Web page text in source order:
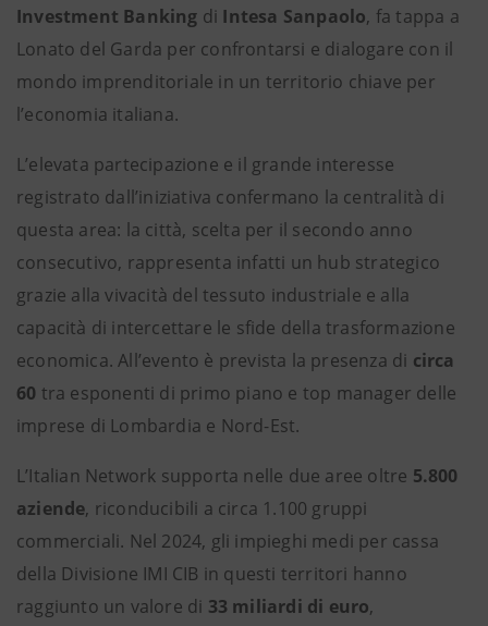
Investment Banking di Intesa Sanpaolo, fa tappa a
Lonato del Garda per confrontarsi e dialogare con il
mondo imprenditoriale in un territorio chiave per
l’economia italiana.
L’elevata partecipazione e il grande interesse
registrato dall’iniziativa confermano la centralità di
questa area: la città, scelta per il secondo anno
consecutivo, rappresenta infatti un hub strategico
grazie alla vivacità del tessuto industriale e alla
capacità di intercettare le sfide della trasformazione
economica. All’evento è prevista la presenza di circa
60 tra esponenti di primo piano e top manager delle
imprese di Lombardia e Nord-Est.
L’Italian Network supporta nelle due aree oltre 5.800
aziende, riconducibili a circa 1.100 gruppi
commerciali. Nel 2024, gli impieghi medi per cassa
della Divisione IMI CIB in questi territori hanno
raggiunto un valore di 33 miliardi di euro,